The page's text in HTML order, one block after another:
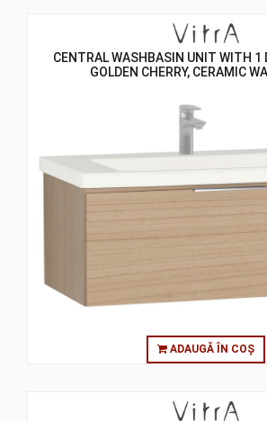
CENTRAL WASHBASIN UNIT WITH 1
GOLDEN CHERRY, CERAMIC
ADAUGĂ ÎN COȘ